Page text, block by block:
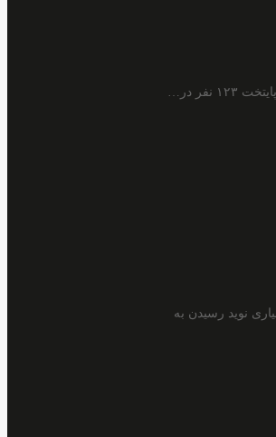
در…
نوید رسیدن به